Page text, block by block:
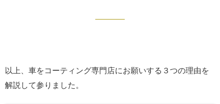
以上、車をコーティング専門店にお願いする３つの理由を
解説して参りました。